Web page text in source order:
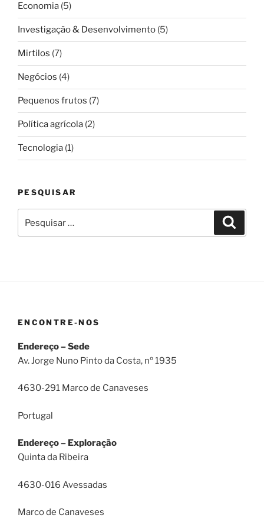
Economia (5)
Investigação & Desenvolvimento (5)
Mirtilos (7)
Negócios (4)
Pequenos frutos (7)
Política agrícola (2)
Tecnologia (1)
PESQUISAR
por:
ENCONTRE-NOS
Endereço – Sede
Av. Jorge Nuno Pinto da Costa, nº 1935
4630-291 Marco de Canaveses
Portugal
Endereço – Exploração
Quinta da Ribeira
4630-016 Avessadas
Marco de Canaveses